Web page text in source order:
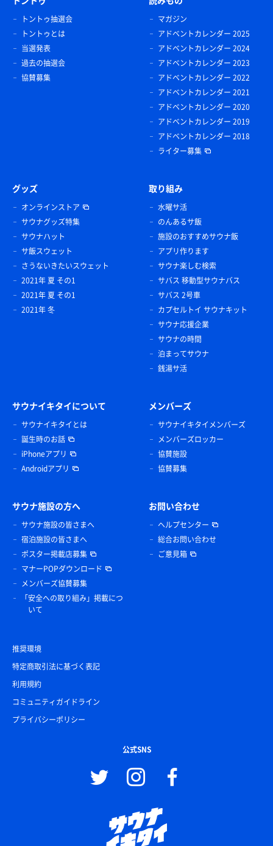
トントゥ抽選会
トントゥとは
当選発表
過去の抽選会
協賛募集
マガジン
アドベントカレンダー 2025
アドベントカレンダー 2024
アドベントカレンダー 2023
アドベントカレンダー 2022
アドベントカレンダー 2021
アドベントカレンダー 2020
アドベントカレンダー 2019
アドベントカレンダー 2018
ライター募集
グッズ
オンラインストア
サウナグッズ特集
サウナハット
サ飯スウェット
さうないきたいスウェット
2021年 夏 その1
2021年 夏 その1
2021年 冬
取り組み
水曜サ活
のんあるサ飯
施設のおすすめサウナ飯
アプリ作ります
サウナ楽しむ検索
サバス 移動型サウナバス
サバス 2号車
カプセルトイ サウナキット
サウナ応援企業
サウナの時間
泊まってサウナ
銭湯サ活
サウナイキタイについて
サウナイキタイとは
誕生時のお話
iPhoneアプリ
Androidアプリ
メンバーズ
サウナイキタイメンバーズ
メンバーズロッカー
協賛施設
協賛募集
サウナ施設の方へ
サウナ施設の皆さまへ
宿泊施設の皆さまへ
ポスター掲載店募集
マナーPOPダウンロード
メンバーズ協賛募集
「安全への取り組み」掲載につ
いて
お問い合わせ
ヘルプセンター
総合お問い合わせ
ご意見箱
推奨環境
特定商取引法に基づく表記
利用規約
コミュニティガイドライン
プライバシーポリシー
公式SNS